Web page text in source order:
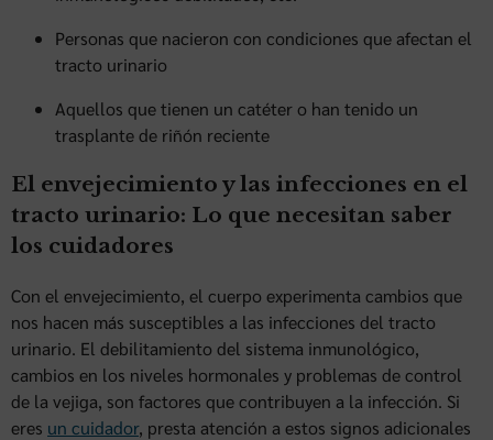
Personas que nacieron con condiciones que afectan el
tracto urinario
Aquellos que tienen un catéter o han tenido un
trasplante de riñón reciente
El envejecimiento y las infecciones en el
tracto urinario: Lo que necesitan saber
los cuidadores
Con el envejecimiento, el cuerpo experimenta cambios que
nos hacen más susceptibles a las infecciones del tracto
urinario. El debilitamiento del sistema inmunológico,
cambios en los niveles hormonales y problemas de control
de la vejiga, son factores que contribuyen a la infección. Si
eres un cuidador, presta atención a estos signos adicionales